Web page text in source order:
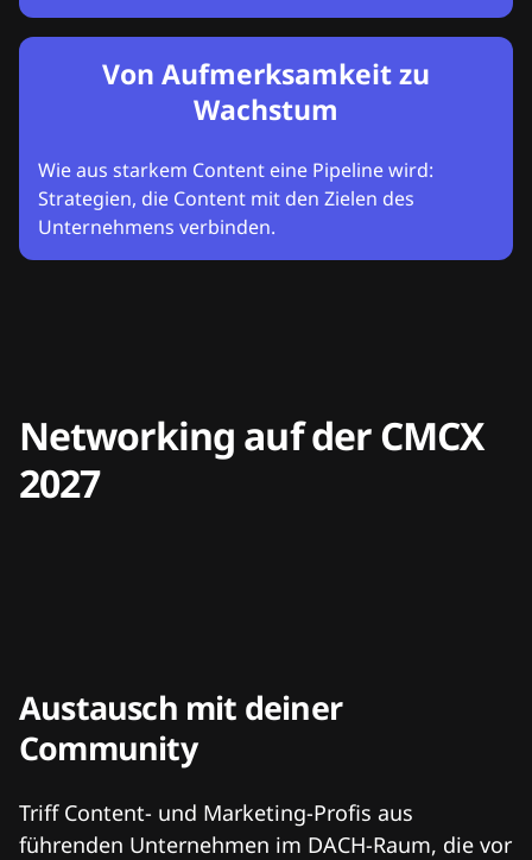
Von Aufmerksamkeit zu
Wachstum
Wie aus starkem Content eine Pipeline wird:
Strategien, die Content mit den Zielen des
Unternehmens verbinden.
Networking auf der CMCX
2027
Austausch mit deiner
Community
Triff Content- und Marketing-Profis aus
führenden Unternehmen im DACH-Raum, die vor